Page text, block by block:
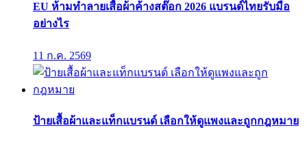
EU ห้ามทำลายเสื้อผ้าค้างสต๊อก 2026 แบรนด์ไทยรับมือ
อย่างไร
11 ก.ค. 2569
ป้ายเสื้อผ้าและแท็กแบรนด์ เลือกให้ดูแพงและถูกกฎหมาย